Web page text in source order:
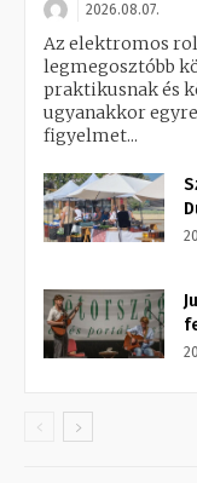
2026.08.07.
Az elektromos
legmegosztóbb
praktikusnak és
ugyanakkor
figyelmet...